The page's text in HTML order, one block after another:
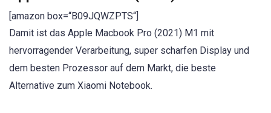
[amazon box=“B09JQWZPTS“]
Damit ist das Apple Macbook Pro (2021) M1 mit
hervorragender Verarbeitung, super scharfen Display und
dem besten Prozessor auf dem Markt, die beste
Alternative zum Xiaomi Notebook.